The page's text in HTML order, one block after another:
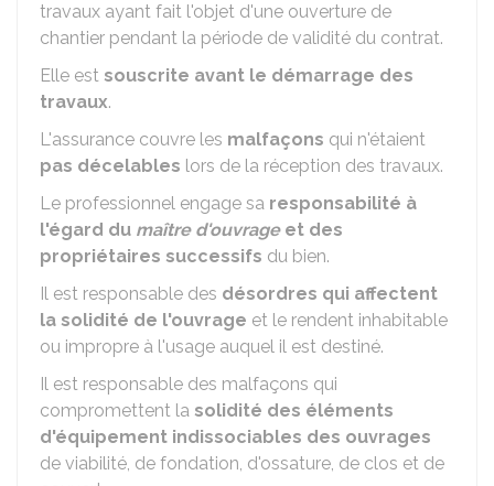
travaux ayant fait l'objet d'une ouverture de
chantier pendant la période de validité du contrat.
Elle est souscrite avant le démarrage des
travaux.
L'assurance couvre les malfaçons qui n'étaient
pas décelables lors de la réception des travaux.
Le professionnel engage sa responsabilité à
l'égard du maître d'ouvrageet des
propriétaires successifs du bien.
Il est responsable des désordres qui affectent
la solidité de l'ouvrage et le rendent inhabitable
ou impropre à l'usage auquel il est destiné.
Il est responsable des malfaçons qui
compromettent la solidité des éléments
d'équipement indissociables des ouvrages
de viabilité, de fondation, d'ossature, de clos et de